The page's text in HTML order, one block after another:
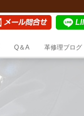
Q＆A 革修理ブログ